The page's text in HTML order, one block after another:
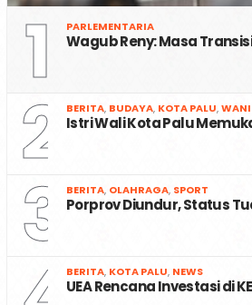
1 PARLEMENTARIA
Wagub Reny: Masa
2 BERITA, BUDAYA, KOTA PALU,
Istri Wali Kota Palu
3 BERITA, OLAHRAGA, SPORT
Porprov Diundur, Status
BERITA, KOTA PALU, NEWS
UEA Rencana Investasi di